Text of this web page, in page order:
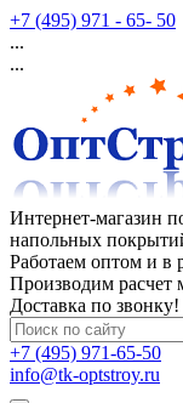
+7 (495) 971 - 65- 50
...
...
Интернет-магазин
напольных
Работаем оптом и в
Производим расчет
Доставка по звонку!
+7 (495) 971-65-50
info@tk-optstroy.ru